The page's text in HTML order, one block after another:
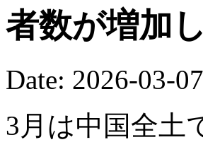
者数が増加し
Date: 2026-03-07
3月は中国全土